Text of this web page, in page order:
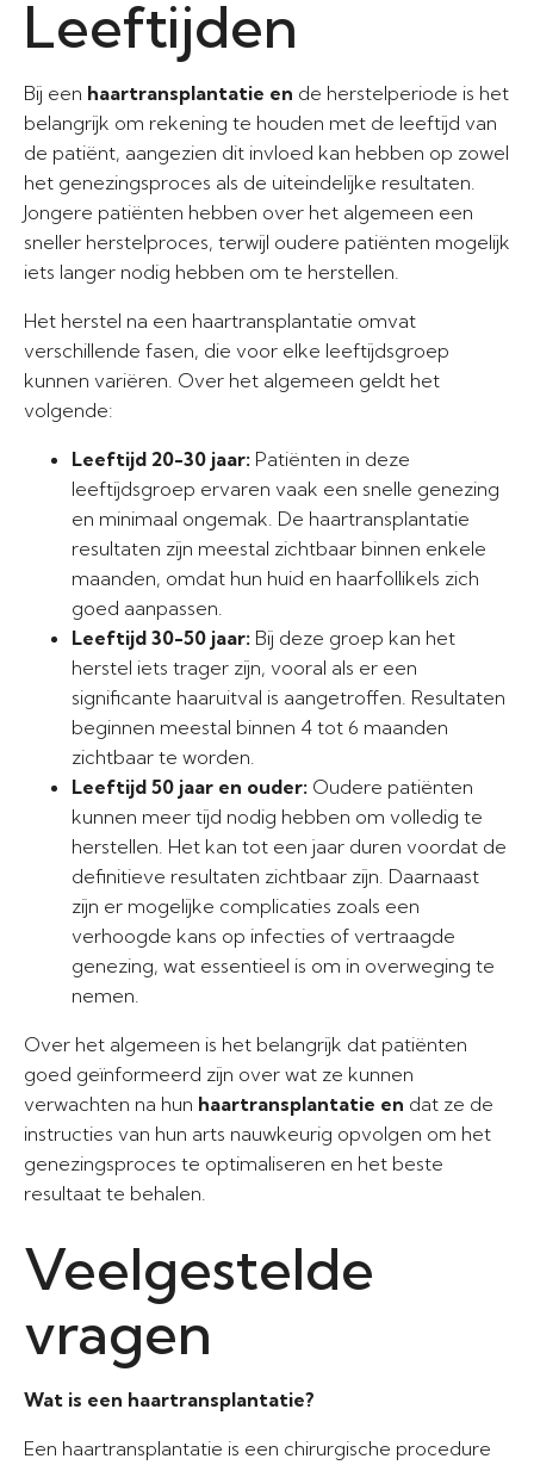
Leeftijden
Bij een haartransplantatie en de herstelperiode is het
belangrijk om rekening te houden met de leeftijd van
de patiënt, aangezien dit invloed kan hebben op zowel
het genezingsproces als de uiteindelijke resultaten.
Jongere patiënten hebben over het algemeen een
sneller herstelproces, terwijl oudere patiënten mogelijk
iets langer nodig hebben om te herstellen.
Het herstel na een haartransplantatie omvat
verschillende fasen, die voor elke leeftijdsgroep
kunnen variëren. Over het algemeen geldt het
volgende:
Leeftijd 20-30 jaar: Patiënten in deze
leeftijdsgroep ervaren vaak een snelle genezing
en minimaal ongemak. De haartransplantatie
resultaten zijn meestal zichtbaar binnen enkele
maanden, omdat hun huid en haarfollikels zich
goed aanpassen.
Leeftijd 30-50 jaar: Bij deze groep kan het
herstel iets trager zijn, vooral als er een
significante haaruitval is aangetroffen. Resultaten
beginnen meestal binnen 4 tot 6 maanden
zichtbaar te worden.
Leeftijd 50 jaar en ouder: Oudere patiënten
kunnen meer tijd nodig hebben om volledig te
herstellen. Het kan tot een jaar duren voordat de
definitieve resultaten zichtbaar zijn. Daarnaast
zijn er mogelijke complicaties zoals een
verhoogde kans op infecties of vertraagde
genezing, wat essentieel is om in overweging te
nemen.
Over het algemeen is het belangrijk dat patiënten
goed geïnformeerd zijn over wat ze kunnen
verwachten na hun haartransplantatie en dat ze de
instructies van hun arts nauwkeurig opvolgen om het
genezingsproces te optimaliseren en het beste
resultaat te behalen.
Veelgestelde
vragen
Wat is een haartransplantatie?
Een haartransplantatie is een chirurgische procedure